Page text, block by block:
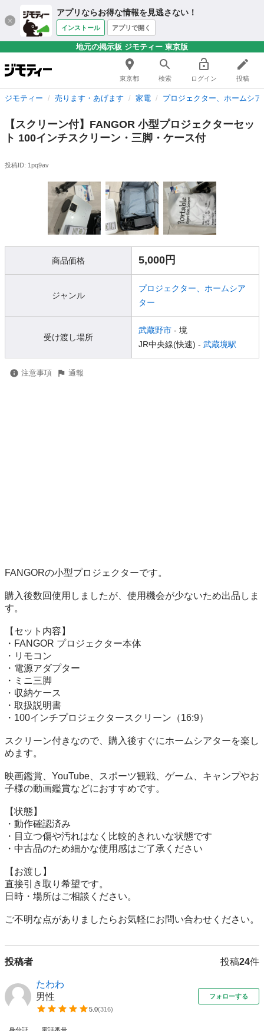
アプリならお得な情報を見逃さない！
インストール アプリで開く
地元の掲示板 ジモティー 東京版
東京都 検索 ログイン 投稿
ジモティー 売ります・あげます 家電 プロジェクター、ホームシア
【スクリーン付】FANGOR 小型プロジェクターセッ
ト 100インチスクリーン・三脚・ケース付
投稿ID: 1pq9av
商品価格 5,000円
ジャンル
プロジェクター、ホームシア
ター
受け渡し場所
武蔵野市 - 境
JR中央線(快速) - 武蔵境駅
注意事項 通報
FANGORの小型プロジェクターです。
購入後数回使用しましたが、使用機会が少ないため出品しま
す。
【セット内容】
・FANGOR プロジェクター本体
・リモコン
・電源アダプター
・ミニ三脚
・収納ケース
・取扱説明書
・100インチプロジェクタースクリーン（16:9）
スクリーン付きなので、購入後すぐにホームシアターを楽し
めます。
映画鑑賞、YouTube、スポーツ観戦、ゲーム、キャンプやお
子様の動画鑑賞などにおすすめです。
【状態】
・動作確認済み
・目立つ傷や汚れはなく比較的きれいな状態です
・中古品のため細かな使用感はご了承ください
【お渡し】
直接引き取り希望です。
日時・場所はご相談ください。
ご不明な点がありましたらお気軽にお問い合わせください。
投稿者 投稿24件
たわわ
男性
5.0(316)
フォローする